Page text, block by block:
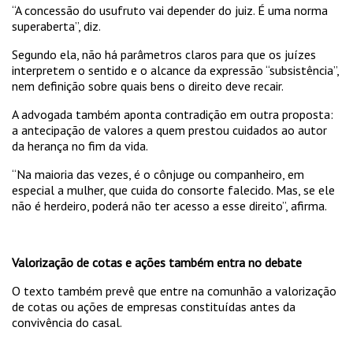
“A concessão do usufruto vai depender do juiz. É uma norma
superaberta”, diz.
Segundo ela, não há parâmetros claros para que os juízes
interpretem o sentido e o alcance da expressão “subsistência”,
nem definição sobre quais bens o direito deve recair.
A advogada também aponta contradição em outra proposta:
a antecipação de valores a quem prestou cuidados ao autor
da herança no fim da vida.
“Na maioria das vezes, é o cônjuge ou companheiro, em
especial a mulher, que cuida do consorte falecido. Mas, se ele
não é herdeiro, poderá não ter acesso a esse direito”, afirma.
Valorização de cotas e ações também entra no debate
O texto também prevê que entre na comunhão a valorização
de cotas ou ações de empresas constituídas antes da
convivência do casal.